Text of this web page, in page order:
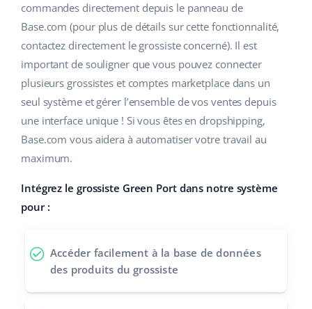
La mode
Autres
Collaborations et partenaires
Contact
español (AR)
español (MX)
Français
Italiano
português (BR)
română
中文
commandes directement depuis le panneau de
Base.com (pour plus de détails sur cette fonctionnalité,
contactez directement le grossiste concerné). Il est
important de souligner que vous pouvez connecter
plusieurs grossistes et comptes marketplace dans un
seul système et gérer l’ensemble de vos ventes depuis
une interface unique ! Si vous êtes en dropshipping,
Base.com vous aidera à automatiser votre travail au
maximum.
Intégrez le grossiste Green Port dans notre système
pour :
Accéder facilement à la base de données
des produits du grossiste